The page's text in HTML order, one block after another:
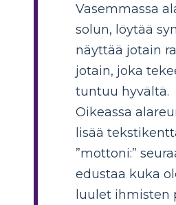
Vasemmassa
solun, löytää
näyttää jotain
jotain, joka
tuntuu hyvältä.
Oikeassa
lisää
”mottoni:”
edustaa kuka
luulet ihmisten